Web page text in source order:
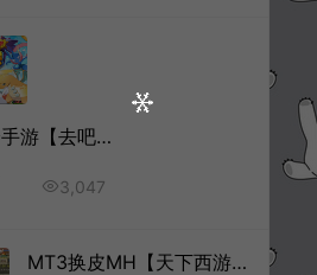
宝可梦回合手游【去吧精灵球】3月最新整理Win一键服务端+GM多物品后台+安卓苹果双端
3,047
MT3换皮MH【天下西游】2月最新整理Linux手工服务端+配套源码+管理后台+GM后台+福利后台+安卓苹果双端+详细搭建教程